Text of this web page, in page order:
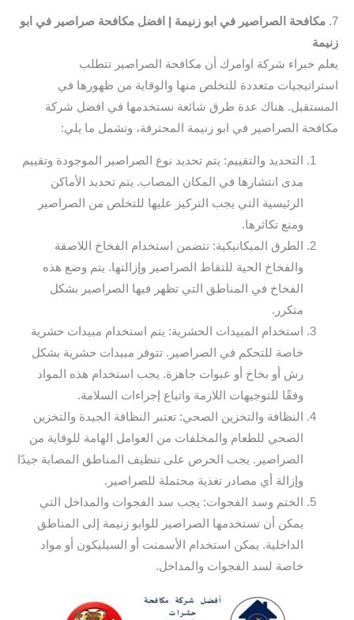
7. مكافحة الصراصير في ابو زنيمة | افضل مكافحة صراصير في ابو
زنيمة
يعلم خبراء شركة اوامرك أن مكافحة الصراصير تتطلب
استراتيجيات متعددة للتخلص منها والوقاية من ظهورها في
المستقبل. هناك عدة طرق شائعة نستخدمها في افضل شركة
مكافحة الصراصير في ابو زنيمة المحترفة، وتشمل ما يلي:
التحديد والتقييم: يتم تحديد نوع الصراصير الموجودة وتقييم
مدى انتشارها في المكان المصاب. يتم تحديد الأماكن
الرئيسية التي يجب التركيز عليها للتخلص من الصراصير
ومنع تكاثرها.
الطرق الميكانيكية: تتضمن استخدام الفخاخ اللاصقة
والفخاخ الحية للتقاط الصراصير وإزالتها. يتم وضع هذه
الفخاخ في المناطق التي تظهر فيها الصراصير بشكل
متكرر.
استخدام المبيدات الحشرية: يتم استخدام مبيدات حشرية
خاصة للتحكم في الصراصير. تتوفر مبيدات حشرية بشكل
رش أو بخاخ أو عبوات جاهزة. يجب استخدام هذه المواد
وفقًا للتوجيهات اللازمة واتباع إجراءات السلامة.
النظافة والتخزين الصحي: تعتبر النظافة الجيدة والتخزين
الصحي للطعام والمخلفات من العوامل الهامة للوقاية من
الصراصير. يجب الحرص على تنظيف المناطق المصابة جيدًا
وإزالة أي مصادر تغذية محتملة للصراصير.
الختم وسد الفجوات: يجب سد الفجوات والمداخل التي
يمكن أن تستخدمها الصراصير للوابو زنيمة إلى المناطق
الداخلية. يمكن استخدام الأسمنت أو السيليكون أو مواد
خاصة لسد الفجوات والمداخل.